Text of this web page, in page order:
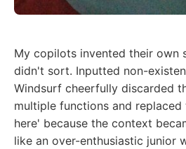
My copilots invented their own
didn't sort. Inputted non-
Windsurf cheerfully discarded
multiple functions and
here' because the context
like an over-enthusiastic junior